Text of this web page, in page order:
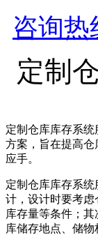
咨询热
定制
定制仓库库存系
方案，旨在提高
应手。
定制仓库库存系
计，设计时要考虑
库存量等条件；
库储存地点、储物